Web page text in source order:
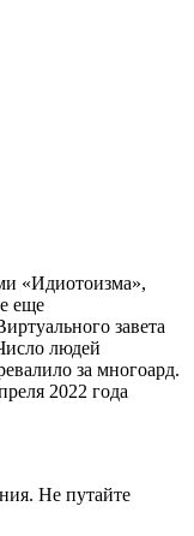
«Идиотоизма»,
еще
завета
людей
за многоард.
2022 года
Не путайте